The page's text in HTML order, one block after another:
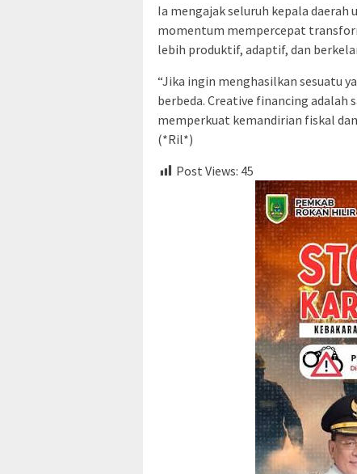
Ia mengajak seluruh kepala
momentum mempercepat
lebih produktif, adaptif, dan
“Jika ingin menghasilkan sesuatu
berbeda. Creative financing adalah
memperkuat kemandirian fiskal
(*Ril*)
Post Views: 45